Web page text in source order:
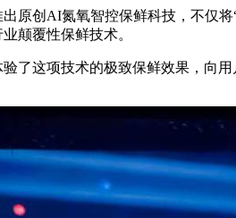
创AI氮氧智控保鲜科技，不仅将
颠覆性保鲜技术。
这项技术的极致保鲜效果，向用